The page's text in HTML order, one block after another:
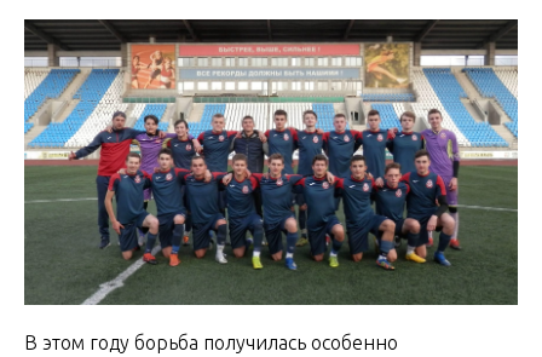
В этом году борьба получилась особенно